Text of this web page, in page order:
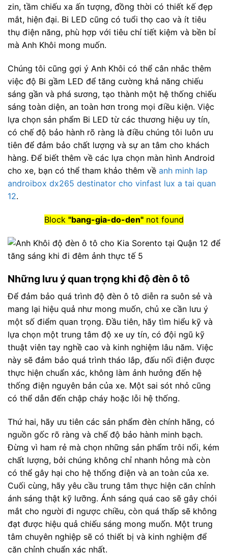
zin, tầm chiếu xa ấn tượng, đồng thời có thiết kế đẹp
mắt, hiện đại. Bi LED cũng có tuổi thọ cao và ít tiêu
thụ điện năng, phù hợp với tiêu chí tiết kiệm và bền bỉ
mà Anh Khôi mong muốn.
Chúng tôi cũng gợi ý Anh Khôi có thể cân nhắc thêm
việc độ Bi gầm LED để tăng cường khả năng chiếu
sáng gần và phá sương, tạo thành một hệ thống chiếu
sáng toàn diện, an toàn hơn trong mọi điều kiện. Việc
lựa chọn sản phẩm Bi LED từ các thương hiệu uy tín,
có chế độ bảo hành rõ ràng là điều chúng tôi luôn ưu
tiên để đảm bảo chất lượng và sự an tâm cho khách
hàng. Để biết thêm về các lựa chọn màn hình Android
cho xe, bạn có thể tham khảo thêm về anh minh lap
androibox dx265 destinator cho vinfast lux a tai quan
12.
Block "bang-gia-do-den" not found
Những lưu ý quan trọng khi độ đèn ô tô
Để đảm bảo quá trình độ đèn ô tô diễn ra suôn sẻ và
mang lại hiệu quả như mong muốn, chủ xe cần lưu ý
một số điểm quan trọng. Đầu tiên, hãy tìm hiểu kỹ và
lựa chọn một trung tâm độ xe uy tín, có đội ngũ kỹ
thuật viên tay nghề cao và kinh nghiệm lâu năm. Việc
này sẽ đảm bảo quá trình tháo lắp, đấu nối điện được
thực hiện chuẩn xác, không làm ảnh hưởng đến hệ
thống điện nguyên bản của xe. Một sai sót nhỏ cũng
có thể dẫn đến chập cháy hoặc lỗi hệ thống.
Thứ hai, hãy ưu tiên các sản phẩm đèn chính hãng, có
nguồn gốc rõ ràng và chế độ bảo hành minh bạch.
Đừng vì ham rẻ mà chọn những sản phẩm trôi nổi, kém
chất lượng, bởi chúng không chỉ nhanh hỏng mà còn
có thể gây hại cho hệ thống điện và an toàn của xe.
Cuối cùng, hãy yêu cầu trung tâm thực hiện căn chỉnh
ánh sáng thật kỹ lưỡng. Ánh sáng quá cao sẽ gây chói
mắt cho người đi ngược chiều, còn quá thấp sẽ không
đạt được hiệu quả chiếu sáng mong muốn. Một trung
tâm chuyên nghiệp sẽ có thiết bị và kinh nghiệm để
căn chỉnh chuẩn xác nhất.